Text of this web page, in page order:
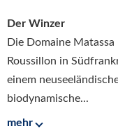
Der Winzer
Die Domaine
Roussillon in
einem
biodynamische...
mehr